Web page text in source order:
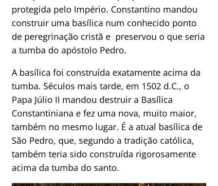
protegida pelo Império. Constantino mandou
construir uma basílica num conhecido ponto
de peregrinação cristã e preservou o que seria
a tumba do apóstolo Pedro.
A basílica foi construída exatamente acima da
tumba. Séculos mais tarde, em 1502 d.C., o
Papa Júlio II mandou destruir a Basílica
Constantiniana e fez uma nova, muito maior,
também no mesmo lugar. É a atual basílica de
São Pedro, que, segundo a tradição católica,
também teria sido construída rigorosamente
acima da tumba do santo.